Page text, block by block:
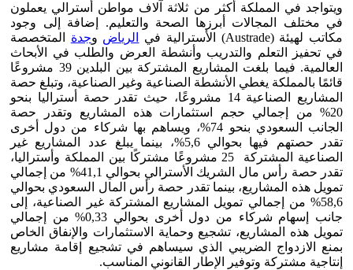
ويتواجد في المملكة أكثر من ثلاثة آلاف مواطن أسترالي يعملون
في مختلف المجالات أبرزها الصحة والتعليم. إضافة إلى وجود
مكاتب لهيئة (Austrade) الأسترالية في
الرياض وجدة المتخصصة
في تحفيز التعلم والتدريب وأنشطة العرض والطلب في الأبحاث
العالمية. فيما بلغت المشاريع المشتركة بين البلدين 39 مشروعًا
قائمًا بالمملكة يغطي الأنشطة الصناعية وغير الصناعية، وتبلغ حصة
المشاريع الصناعية 14 مشروعًا، حيث تقدر حصة أستراليا بنحو
20% من إجمالي حجم استثمارات هذه المشاريع وتقدر حصة
الجانب السعودي بنحو 74%، ويساهم بها شركاء من دول أخرى
تقدر حصتهم فيها بحوالي 5,6%، بينما يبلغ عدد المشاريع غير
الصناعية المشتركة 25 مشروعًا مشتركًا بين المملكة وأستراليا،
تقدر حصة رأس مال الشريك الأسترالي بحوالي 41,1% من إجمالي
تمويل هذه المشاريع، بينما تقدر حصة رأس المال السعودي بحوالي
58,6% من إجمالي تمويل المشاريع المشتركة غير الصناعية، إلى
جانب إسهام شركاء من دول أخرى بحوالي 0,33% من إجمالي
تمويل هذه المشاريع، تشجيع وحماية الاستثمارات والإنفاق الخاص
بمنع الازدواج الضريبي الذي سيساهم في تشجيع إقامة مشاريع
إنتاجية مشتركة وتوفير الإطار القانوني المناسب.